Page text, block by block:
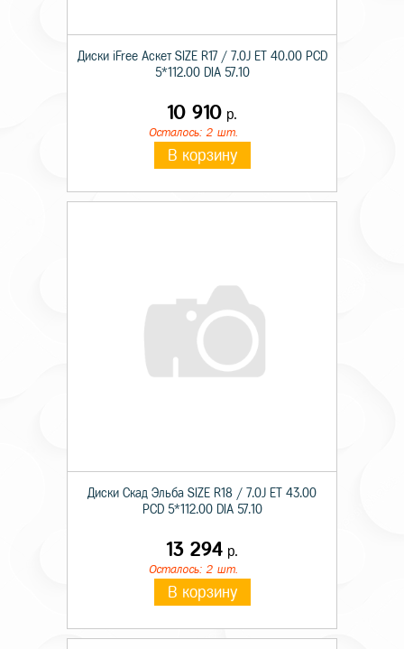
Диски iFree Аскет SIZE R17 / 7.0J ET 40.00 PCD
5*112.00 DIA 57.10
10 910 р.
Осталось: 2 шт.
В корзину
Диски Скад Эльба SIZE R18 / 7.0J ET 43.00
PCD 5*112.00 DIA 57.10
13 294 р.
Осталось: 2 шт.
В корзину